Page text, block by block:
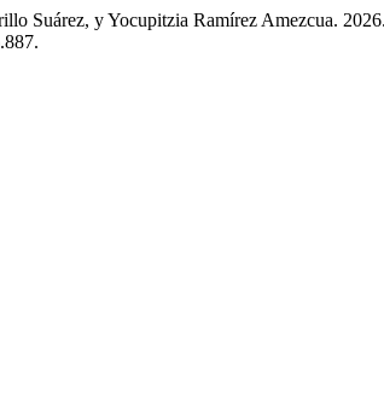
Suárez, y Yocupitzia Ramírez Amezcua.